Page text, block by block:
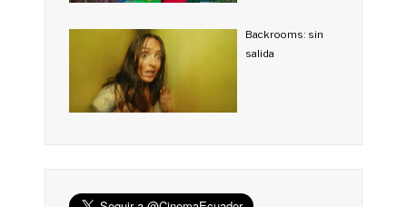
Backrooms: sin
salida